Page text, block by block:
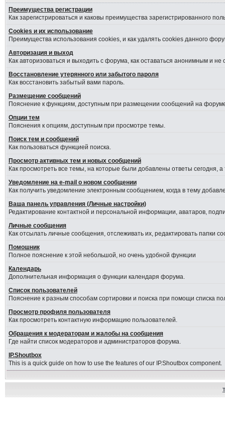
Преимущества регистрации
Как зарегистрироваться и каковы преимущества зарегистрированного
Cookies и их использование
Преимущества использования cookies, и как удалять cookies данного
Авторизация и выход
Как авторизоваться и выходить с форума, как оставаться анонимным и
Восстановление утерянного или забытого пароля
Как восстановить забытый вами пароль.
Размещение сообщений
Пояснение к функциям, доступным при размещении сообщений на
Опции тем
Пояснения к опциям, доступным при просмотре темы.
Поиск тем и сообщений
Как пользоваться функцией поиска.
Просмотр активных тем и новых сообщений
Как просмотреть все темы, на которые были добавлены ответы сегодня,
Уведомление на е-mail о новом сообщении
Как получить уведомление электронным сообщением, когда в тему
Ваша панель управления (Личные настройки)
Редактирование контактной и персональной информации, аватаров,
Личные сообщения
Как отсылать личные сообщения, отслеживать их, редактировать папки
Помошник
Полное пояснение к этой небольшой, но очень удобной функции
Календарь
Дополнительная информация о функции календаря форума.
Список пользователей
Пояснение к разным способам сортировки и поиска при помощи списка
Просмотр профиля пользователя
Как просмотреть контактную информацию пользователей.
Обращения к модераторам и жалобы на сообщения
Где найти список модераторов и администраторов форума.
IP.Shoutbox
This is a quick guide on how to use the features of our IP.Shoutbox component.